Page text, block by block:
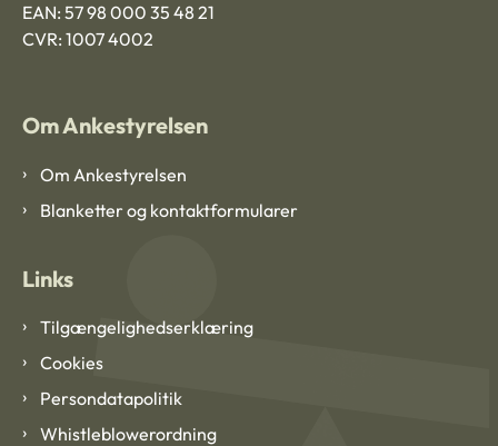
EAN: 57 98 000 35 48 21
CVR: 1007 4002
Om Ankestyrelsen
Om Ankestyrelsen
Blanketter og kontaktformularer
Links
Tilgængelighedserklæring
Cookies
Persondatapolitik
Whistleblowerordning